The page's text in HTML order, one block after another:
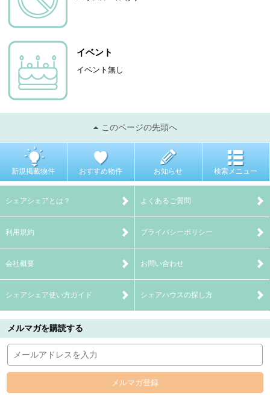
イベント
イベント無し
このページの先頭へ
新規掲載物件 おすすめ物件 お知らせ 検索メニュー
シェアシェアとは？ よくあるご質問
利用規約 プライバシーポリシー
会社概要 お問い合わせ
シェアシェア使い方ガイド シェアハウスの探し方
メルマガを購読する
メルマガ登録